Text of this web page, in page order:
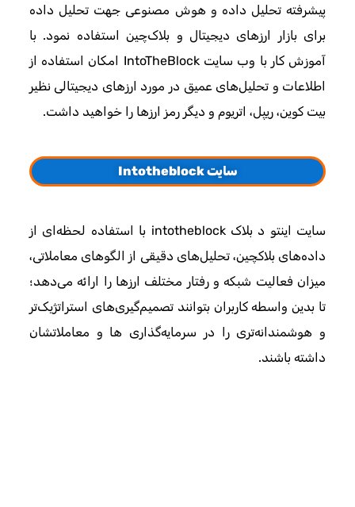
پیشرفته تحلیل داده و هوش مصنوعی جهت تحلیل داده
برای بازار ارزهای دیجیتال و بلاک‌چین استفاده نمود. با
آموزش کار با وب سایت IntoTheBlock امکان استفاده از
اطلاعات و تحلیل‌های عمیق در مورد ارزهای دیجیتالی نظیر
بیت کوین، ریپل، اتریوم و دیگر رمز ارزها را خواهید داشت.
سایتIntotheblock
سایت اینتو د بلاک intotheblock با استفاده لحظه‌ای از
داده‌های بلاکچین، تحلیل‌های دقیقی از الگوهای معاملاتی،
میزان فعالیت شبکه و رفتار مختلف ارزها را ارائه می‌دهد؛
تا بدین واسطه کاربران بتوانند تصمیم‌گیری‌های استراتژیک‌تر
و هوشمندانه‌تری را در سرمایه‌گذاری‌ ها و معاملاتشان
داشته باشند.